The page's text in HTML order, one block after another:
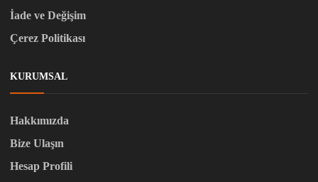
İade ve Değişim
Çerez Politikası
KURUMSAL
Hakkımızda
Bize Ulaşın
Hesap Profili